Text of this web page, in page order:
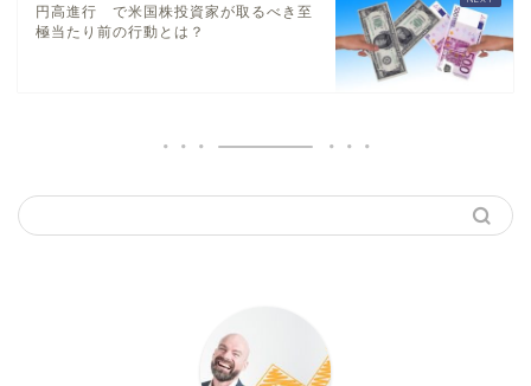
円高進行 で米国株投資家が取るべき至
極当たり前の行動とは？